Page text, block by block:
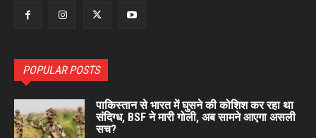
POPULAR POSTS
पाकिस्तान से भारत में घुसने की कोशिश कर रहा था
संदिग्ध, BSF ने मारी गोली, अब सामने आएगा असली
सच?